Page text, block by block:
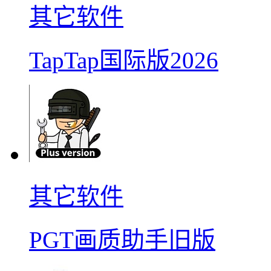
其它软件
TapTap国际版2026
其它软件
PGT画质助手旧版